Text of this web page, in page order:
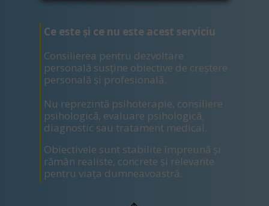
Ce este și ce nu este acest serviciu
Consilierea pentru dezvoltare
personală susține obiective de creștere
personală și profesională.
Nu reprezintă psihoterapie, consiliere
psihologică, evaluare psihologică,
diagnostic sau tratament medical.
Obiectivele sunt stabilite împreună și
rămân realiste, concrete și relevante
pentru viața dumneavoastră.